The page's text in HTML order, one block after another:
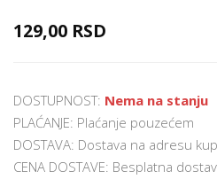
129,00 RSD
DOSTUPNOST: Nema na stanju
PLAĆANJE: Plaćanje pouzećem
DOSTAVA: Dostava na adresu
CENA DOSTAVE: Besplatna